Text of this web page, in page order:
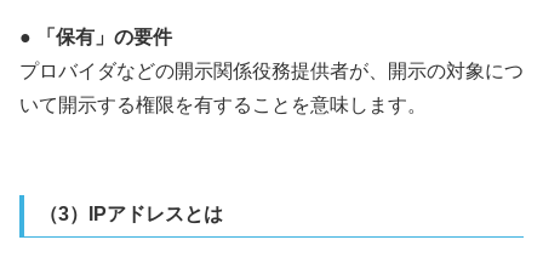
● 「保有」の要件
プロバイダなどの開示関係役務提供者が、開示の対象につ
いて開示する権限を有することを意味します。
（3）IPアドレスとは